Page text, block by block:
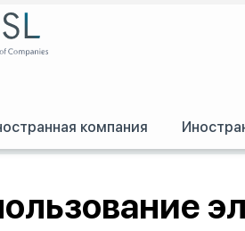
компания
/Публикации /Использование электронных